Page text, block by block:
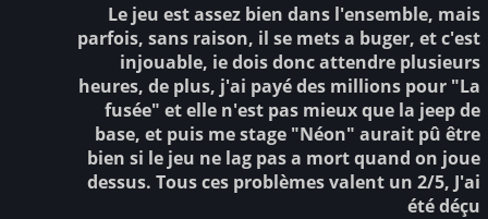
Le jeu est assez bien dans l'ensemble, mais
parfois, sans raison, il se mets a buger, et c'est
injouable, ie dois donc attendre plusieurs
heures, de plus, j'ai payé des millions pour "La
fusée" et elle n'est pas mieux que la jeep de
base, et puis me stage "Néon" aurait pû être
bien si le jeu ne lag pas a mort quand on joue
dessus. Tous ces problèmes valent un 2/5, J'ai
été déçu